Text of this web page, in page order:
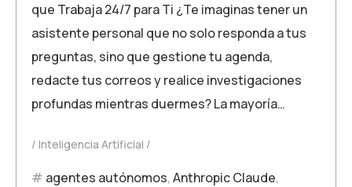
que Trabaja 24/7 para Ti ¿Te imaginas tener un
asistente personal que no solo responda a tus
preguntas, sino que gestione tu agenda,
redacte tus correos y realice investigaciones
profundas mientras duermes? La mayoría…
Inteligencia Artificial
agentes autónomos,Anthropic Claude,